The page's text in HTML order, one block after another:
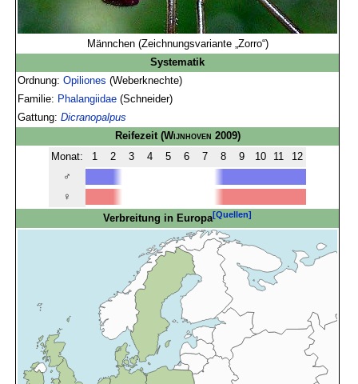
Männchen (Zeichnungsvariante „Zorro“)
Systematik
Ordnung:Opiliones (Weberknechte)
Familie: Phalangiidae (Schneider)
Gattung:Dicranopalpus
Reifezeit (Wijnhoven 2009)
Monat:
1 2 3 4 5 6 7 8 9 10 11
12
♂
♀
Verbreitung in Europa[Quellen]